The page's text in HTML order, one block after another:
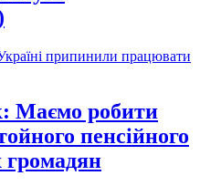
припинили працювати
Маємо робити
пенсійного
громадян